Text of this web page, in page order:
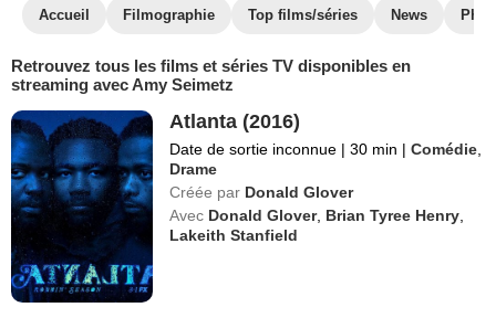
Accueil Filmographie Top films/séries News
Retrouvez tous les films et séries TV disponibles en
streaming avec Amy Seimetz
Atlanta (2016)
Date de sortie inconnue | 30 min | Comédie
Drame
Créée par Donald Glover
Avec Donald Glover, Brian Tyree Henry
Lakeith Stanfield